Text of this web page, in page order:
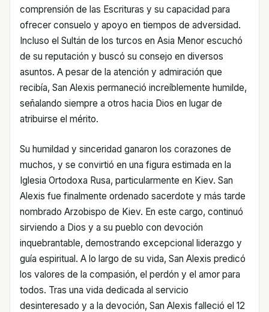
comprensión de las Escrituras y su capacidad para
ofrecer consuelo y apoyo en tiempos de adversidad.
Incluso el Sultán de los turcos en Asia Menor escuchó
de su reputación y buscó su consejo en diversos
asuntos. A pesar de la atención y admiración que
recibía, San Alexis permaneció increíblemente humilde,
señalando siempre a otros hacia Dios en lugar de
atribuirse el mérito.
Su humildad y sinceridad ganaron los corazones de
muchos, y se convirtió en una figura estimada en la
Iglesia Ortodoxa Rusa, particularmente en Kiev. San
Alexis fue finalmente ordenado sacerdote y más tarde
nombrado Arzobispo de Kiev. En este cargo, continuó
sirviendo a Dios y a su pueblo con devoción
inquebrantable, demostrando excepcional liderazgo y
guía espiritual. A lo largo de su vida, San Alexis predicó
los valores de la compasión, el perdón y el amor para
todos. Tras una vida dedicada al servicio
desinteresado y a la devoción, San Alexis falleció el 12